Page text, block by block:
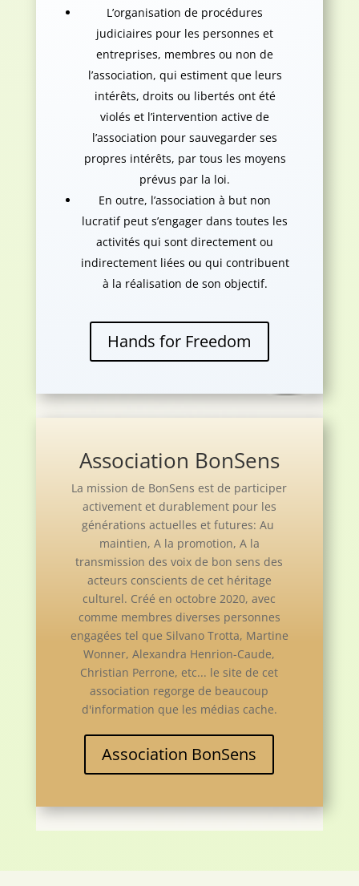
L’organisation de procédures
judiciaires pour les personnes et
entreprises, membres ou non de
l’association, qui estiment que leurs
intérêts, droits ou libertés ont été
violés et l’intervention active de
l’association pour sauvegarder ses
propres intérêts, par tous les moyens
prévus par la loi.
En outre, l’association à but non
lucratif peut s’engager dans toutes les
activités qui sont directement ou
indirectement liées ou qui contribuent
à la réalisation de son objectif.
Hands for Freedom
Association BonSens
La mission de BonSens est de participer
activement et durablement pour les
générations actuelles et futures: Au
maintien, A la promotion, A la
transmission des voix de bon sens des
acteurs conscients de cet héritage
culturel. Créé en octobre 2020, avec
comme membres diverses personnes
engagées tel que Silvano Trotta, Martine
Wonner, Alexandra Henrion-Caude,
Christian Perrone, etc... le site de cet
association regorge de beaucoup
d'information que les médias cache.
Association BonSens